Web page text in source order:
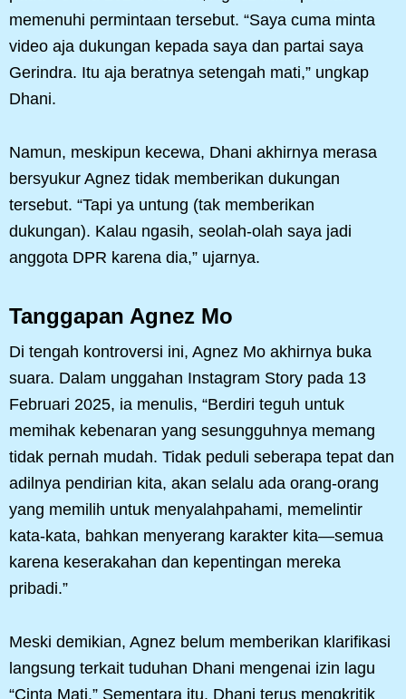
memenuhi permintaan tersebut. “Saya cuma minta
video aja dukungan kepada saya dan partai saya
Gerindra. Itu aja beratnya setengah mati,” ungkap
Dhani.
Namun, meskipun kecewa, Dhani akhirnya merasa
bersyukur Agnez tidak memberikan dukungan
tersebut. “Tapi ya untung (tak memberikan
dukungan). Kalau ngasih, seolah-olah saya jadi
anggota DPR karena dia,” ujarnya.
Tanggapan Agnez Mo
Di tengah kontroversi ini, Agnez Mo akhirnya buka
suara. Dalam unggahan Instagram Story pada 13
Februari 2025, ia menulis, “Berdiri teguh untuk
memihak kebenaran yang sesungguhnya memang
tidak pernah mudah. Tidak peduli seberapa tepat dan
adilnya pendirian kita, akan selalu ada orang-orang
yang memilih untuk menyalahpahami, memelintir
kata-kata, bahkan menyerang karakter kita—semua
karena keserakahan dan kepentingan mereka
pribadi.”
Meski demikian, Agnez belum memberikan klarifikasi
langsung terkait tuduhan Dhani mengenai izin lagu
“Cinta Mati.” Sementara itu, Dhani terus mengkritik